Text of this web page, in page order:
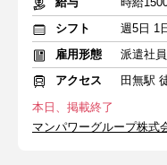
シフト
週5日 1
雇用形態
派遣社員
アクセス
田無駅
本日、掲載終了
マンパワーグループ株式